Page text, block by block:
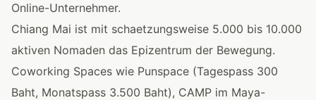
Online-Unternehmer.
Chiang Mai ist mit schaetzungsweise 5.000 bis 10.000
aktiven Nomaden das Epizentrum der Bewegung.
Coworking Spaces wie Punspace (Tagespass 300
Baht, Monatspass 3.500 Baht), CAMP im Maya-